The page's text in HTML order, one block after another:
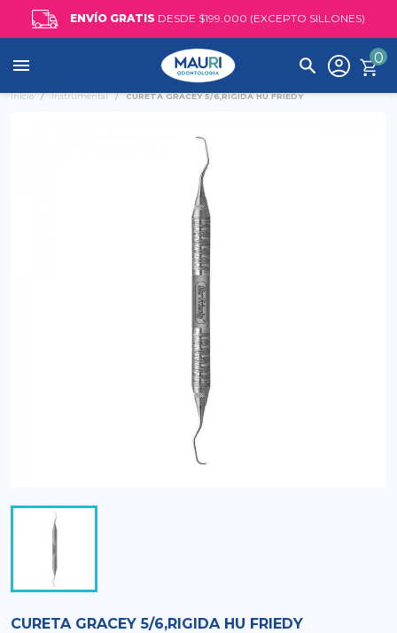
ENVÍO GRATIS DESDE $199.000 (EXCEPTO SILLONES)
 0
Inicio Instrumental CURETA GRACEY 5/6,RIGIDA HU FRIEDY
CURETA GRACEY 5/6,RIGIDA HU FRIEDY